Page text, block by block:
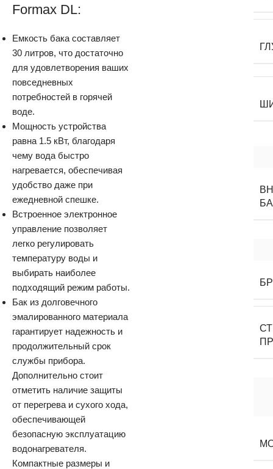
Formax DL:
Емкость бака составляет
30 литров, что достаточно
для удовлетворения ваших
повседневных
потребностей в горячей
воде.
Мощность устройства
равна 1.5 кВт, благодаря
чему вода быстро
нагревается, обеспечивая
удобство даже при
ежедневной спешке.
Встроенное электронное
управление позволяет
легко регулировать
температуру воды и
выбирать наиболее
подходящий режим работы.
Бак из долговечного
эмалированного материала
гарантирует надежность и
продолжительный срок
службы прибора.
Дополнительно стоит
отметить наличие защиты
от перегрева и сухого хода,
обеспечивающей
безопасную эксплуатацию
водонагревателя.
Компактные размеры и